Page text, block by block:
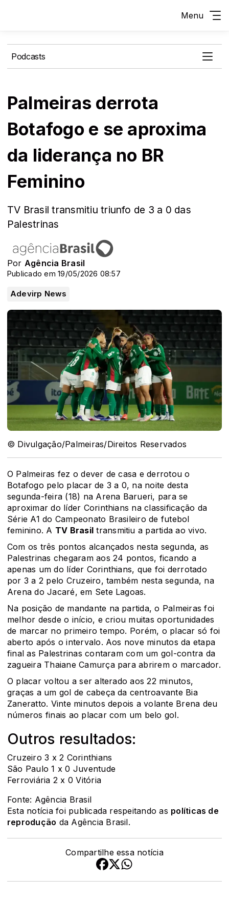
Menu
Podcasts
Palmeiras derrota
Botafogo e se aproxima
da liderança no BR
Feminino
TV Brasil transmitiu triunfo de 3 a 0 das
Palestrinas
Por Agência Brasil
Publicado em 19/05/2026 08:57
Adevirp News
© Divulgação/Palmeiras/Direitos Reservados
O Palmeiras fez o dever de casa e derrotou o
Botafogo pelo placar de 3 a 0, na noite desta
segunda-feira (18) na Arena Barueri, para se
aproximar do líder Corinthians na classificação da
Série A1 do Campeonato Brasileiro de futebol
feminino. A TV Brasil transmitiu a partida ao vivo.
Com os três pontos alcançados nesta segunda, as
Palestrinas chegaram aos 24 pontos, ficando a
apenas um do líder Corinthians, que foi derrotado
por 3 a 2 pelo Cruzeiro, também nesta segunda, na
Arena do Jacaré, em Sete Lagoas.
Na posição de mandante na partida, o Palmeiras foi
melhor desde o início, e criou muitas oportunidades
de marcar no primeiro tempo. Porém, o placar só foi
aberto após o intervalo. Aos nove minutos da etapa
final as Palestrinas contaram com um gol-contra da
zagueira Thaiane Camurça para abrirem o marcador.
O placar voltou a ser alterado aos 22 minutos,
graças a um gol de cabeça da centroavante Bia
Zaneratto. Vinte minutos depois a volante Brena deu
números finais ao placar com um belo gol.
Outros resultados:
Cruzeiro 3 x 2 Corinthians
São Paulo 1 x 0 Juventude
Ferroviária 2 x 0 Vitória
Fonte: Agência Brasil
Esta notícia foi publicada respeitando as políticas de
reprodução da Agência Brasil.
Compartilhe essa notícia